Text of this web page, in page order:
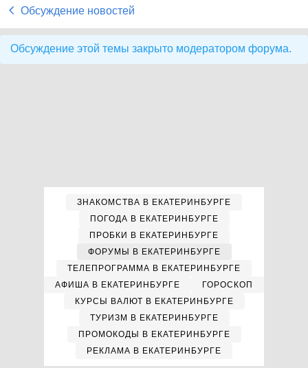
Обсуждение новостей
Обсуждение этой темы закрыто модератором форума.
ЗНАКОМСТВА В ЕКАТЕРИНБУРГЕ
ПОГОДА В ЕКАТЕРИНБУРГЕ
ПРОБКИ В ЕКАТЕРИНБУРГЕ
ФОРУМЫ В ЕКАТЕРИНБУРГЕ
ТЕЛЕПРОГРАММА В ЕКАТЕРИНБУРГЕ
АФИША В ЕКАТЕРИНБУРГЕ
ГОРОСКОП
КУРСЫ ВАЛЮТ В ЕКАТЕРИНБУРГЕ
ТУРИЗМ В ЕКАТЕРИНБУРГЕ
ПРОМОКОДЫ В ЕКАТЕРИНБУРГЕ
РЕКЛАМА В ЕКАТЕРИНБУРГЕ